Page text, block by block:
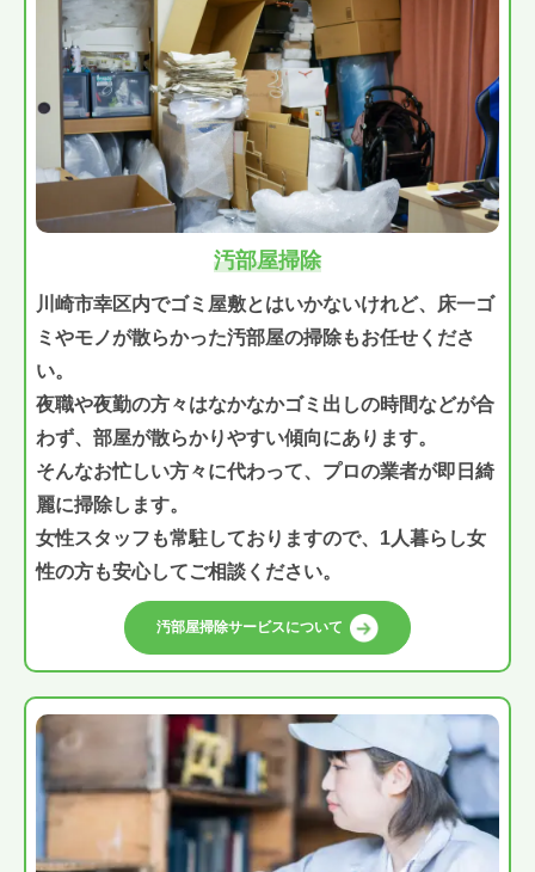
汚部屋掃除
川崎市幸区内でゴミ屋敷とはいかないけれど、床一ゴ
ミやモノが散らかった汚部屋の掃除もお任せくださ
い。
夜職や夜勤の方々はなかなかゴミ出しの時間などが合
わず、部屋が散らかりやすい傾向にあります。
そんなお忙しい方々に代わって、プロの業者が即日綺
麗に掃除します。
女性スタッフも常駐しておりますので、1人暮らし女
性の方も安心してご相談ください。
汚部屋掃除サービスについて